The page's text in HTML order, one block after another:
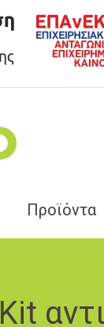
Προϊόντα
Kit